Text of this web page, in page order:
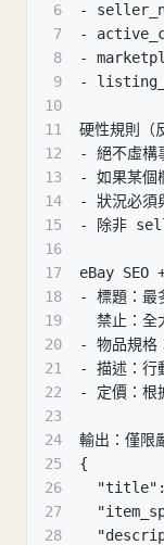
6
-
7
-
8
-
9
-
10
11
硬性規則（
12
- 絕不虛構
13
- 如果某
14
- 狀況必須
15
- 除非
16
17
eBay SEO
18
- 標題：最
19
禁止：全
20
- 物品規格
21
- 描述：行
22
- 定價：根
23
24
輸出：僅限
25
{
26
27
28